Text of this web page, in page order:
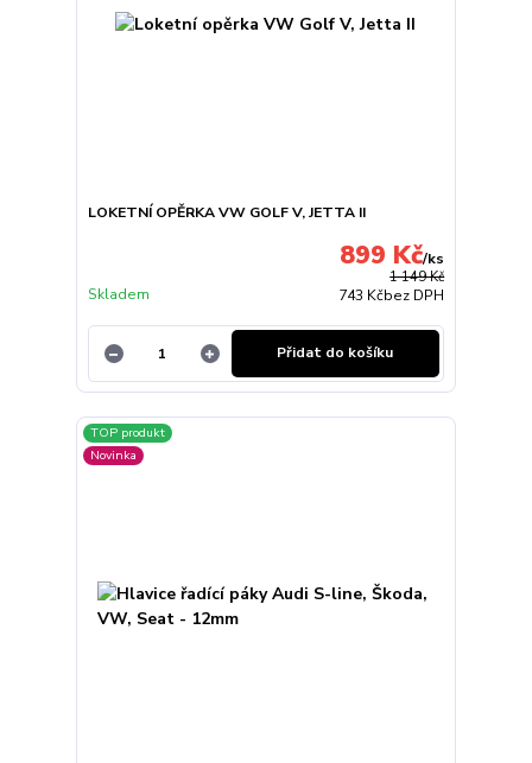
LOKETNÍ OPĚRKA VW GOLF V, JETTA II
1 149 Kč
899 Kč/ks
743 Kčbez DPH
Skladem
Přidat do košíku
TOP produkt
Novinka